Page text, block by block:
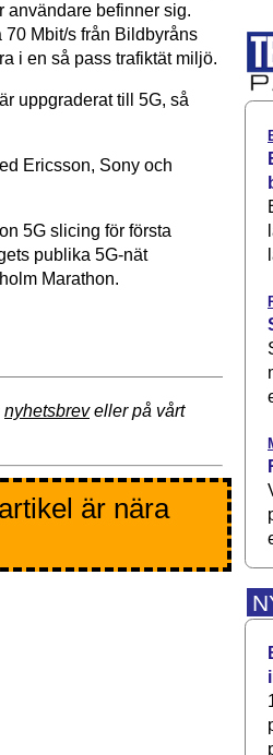
användare befinner sig.
Mbit/s från Bildbyråns
i en så pass trafiktät miljö.
uppgraderat till 5G, så
Ericsson, Sony och
5G slicing för första
publika 5G-nät
Marathon.
nyhetsbreveller på vårt
är nära